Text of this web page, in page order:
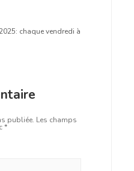
chaque vendredi à
publiée. Les champs
*